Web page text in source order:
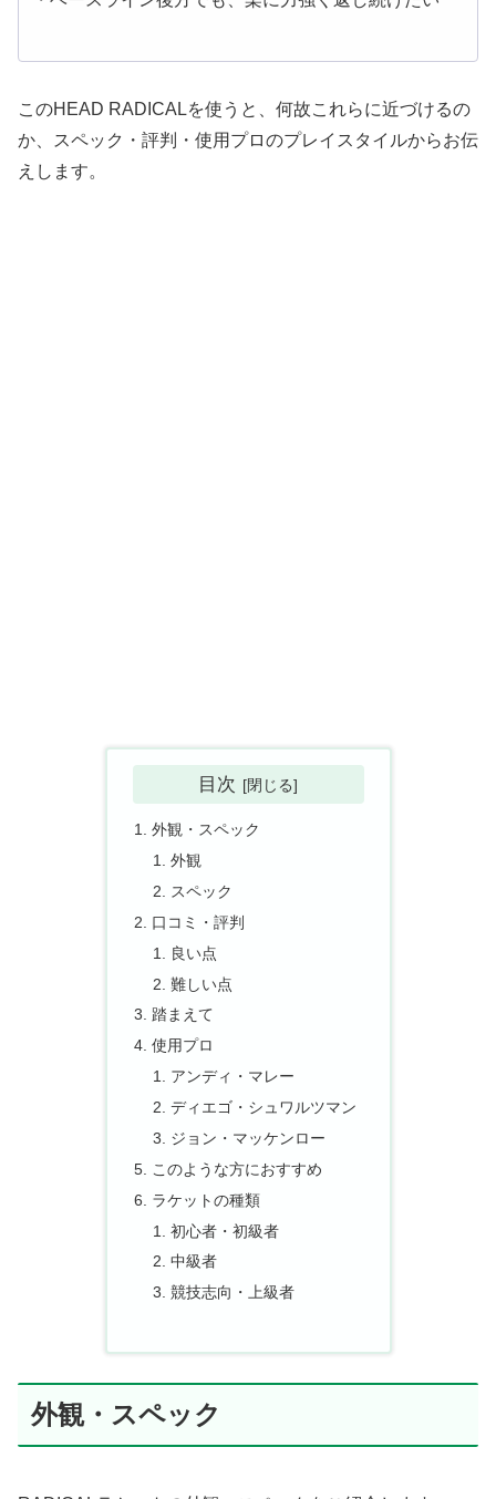
このHEAD RADICALを使うと、何故これらに近づけるの
か、スペック・評判・使用プロのプレイスタイルからお伝
えします。
目次
外観・スペック
外観
スペック
口コミ・評判
良い点
難しい点
踏まえて
使用プロ
アンディ・マレー
ディエゴ・シュワルツマン
ジョン・マッケンロー
このような方におすすめ
ラケットの種類
初心者・初級者
中級者
競技志向・上級者
外観・スペック